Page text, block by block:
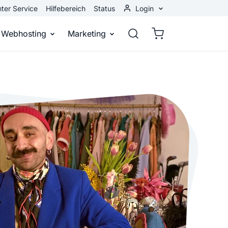
Service Hilfebereich Status Login
Kundenbereich
Webmail
überall
Baukasten
ohne Programmierkenntnisse
erstellen
noch heute online
Webhosting
Rankingcoach
Schnell und einfach an die Spitze bei Google
Premium Services
Individuelle technische Unterstützung
Marketing
Google Anzeigen
Sofort sichtbar bei Google
Banner-Werbung
Deine Anzeigen auf anderen